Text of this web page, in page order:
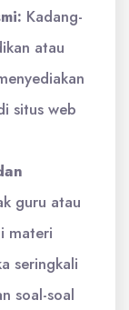
Kadang-
atau
situs web
guru atau
materi
seringkali
soal-soal